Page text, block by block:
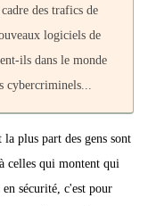
des trafics de
logiciels de
ils dans le monde
cybercriminels...
plus part des gens sont
celles qui montent qui
sécurité, c'est pour